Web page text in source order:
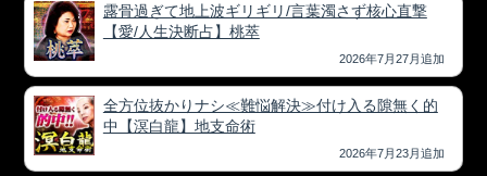
露骨過ぎて地上波ギリギリ/言葉濁さず核心直撃
【愛/人生決断占】桃萃
2026年7月27月追加
全方位抜かりナシ≪難悩解決≫付け入る隙無く的
中【溟白龍】地支命術
2026年7月23月追加